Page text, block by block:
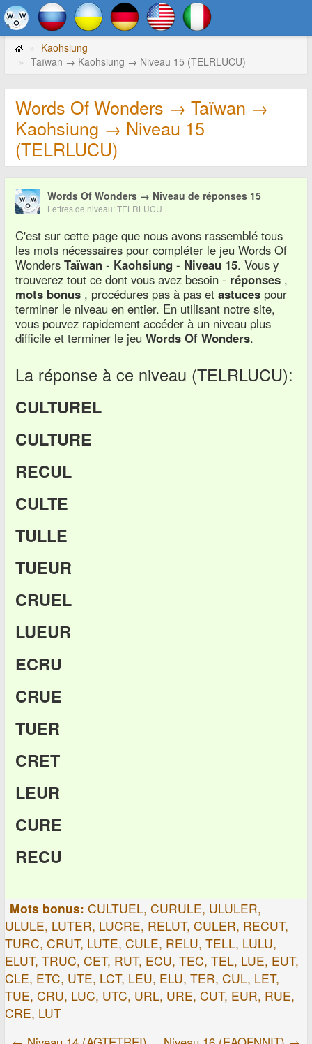
Kaohsiung
Taïwan → Kaohsiung → Niveau 15 (TELRLUCU)
Words Of Wonders → Taïwan →
Kaohsiung → Niveau 15
(TELRLUCU)
Words Of Wonders → Niveau de réponses 15
Lettres de niveau: TELRLUCU
C'est sur cette page que nous avons rassemblé tous
les mots nécessaires pour compléter le jeu Words Of
Wonders Taïwan - Kaohsiung - Niveau 15. Vous y
trouverez tout ce dont vous avez besoin - réponses ,
mots bonus , procédures pas à pas et astuces pour
terminer le niveau en entier. En utilisant notre site,
vous pouvez rapidement accéder à un niveau plus
difficile et terminer le jeu Words Of Wonders.
La réponse à ce niveau (TELRLUCU):
CULTUREL
CULTURE
RECUL
CULTE
TULLE
TUEUR
CRUEL
LUEUR
ECRU
CRUE
TUER
CRET
LEUR
CURE
RECU
Mots bonus: CULTUEL, CURULE, ULULER,
ULULE, LUTER, LUCRE, RELUT, CULER, RECUT,
TURC, CRUT, LUTE, CULE, RELU, TELL, LULU,
ELUT, TRUC, CET, RUT, ECU, TEC, TEL, LUE, EUT,
CLE, ETC, UTE, LCT, LEU, ELU, TER, CUL, LET,
TUE, CRU, LUC, UTC, URL, URE, CUT, EUR, RUE,
CRE, LUT